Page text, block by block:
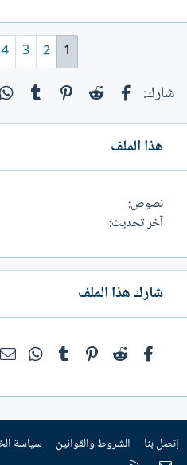
حياته من
فكل ناقد له
كل ناقد يضئ
يقرأ من
1
2
3
4
شارك: فيسبوك Reddit
Pinterest
هذا الملف
نصوص
آخر تحديث
شارك هذا الملف
فيسبوكReddit
Pinterest
Tumblr
إتصل بنا الشروط والقوانين سياسة